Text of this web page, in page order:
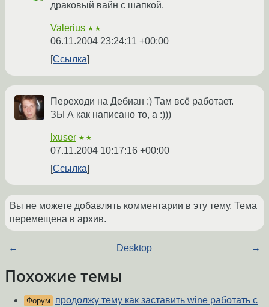
драковый вайн с шапкой.
Valerius ★★
06.11.2004 23:24:11 +00:00
Ссылка
Переходи на Дебиан :) Там всё работает.
ЗЫ А как написано то, а :)))
lxuser ★★
07.11.2004 10:17:16 +00:00
Ссылка
Вы не можете добавлять комментарии в эту тему. Тема
перемещена в архив.
← Desktop →
Похожие темы
Форум
продолжу тему как заставить wine работать с